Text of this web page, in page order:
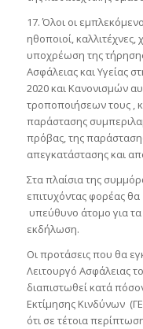
17. Όλοι οι
ηθοποιοί, καλλιτέχνες,
υποχρέωση της
Ασφάλειας και Υγείας
2020 και Κανονισμών
τροποποιήσεων τους ,
παράστασης
πρόβας, της
απεγκατάστασης και
Στα πλαίσια της
επιτυχόντας φορέας
υπεύθυνο άτομο για τα
εκδήλωση.
Οι προτάσεις που θα
Λειτουργό Ασφάλειας
διαπιστωθεί κατά
Εκτίμησης Κινδύνων
ότι σε τέτοια